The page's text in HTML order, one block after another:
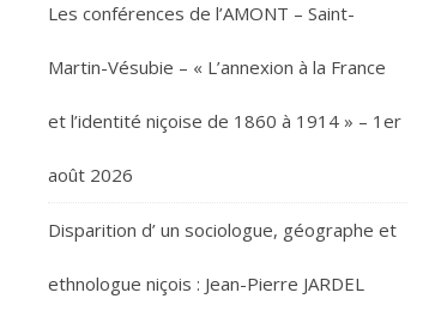
Les conférences de l’AMONT – Saint-
Martin-Vésubie – « L’annexion à la France
et l’identité niçoise de 1860 à 1914 » – 1er
août 2026
Disparition d’ un sociologue, géographe et
ethnologue niçois : Jean-Pierre JARDEL